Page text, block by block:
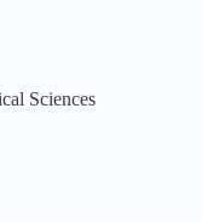
Sciences